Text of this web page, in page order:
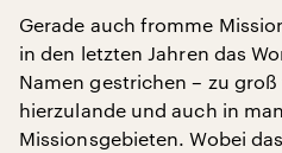
Gerade auch fromme
in den letzten Jahren das
Namen gestrichen – zu
hierzulande und auch in
Missionsgebieten. Wobei